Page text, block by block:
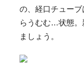
の、経口チュー
らうむむ…状態。
ましょう。